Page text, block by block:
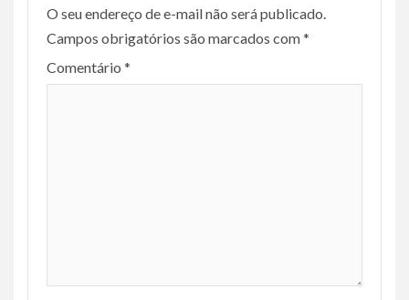
O seu endereço de e-mail não será publicado.
Campos obrigatórios são marcados com*
Comentário *